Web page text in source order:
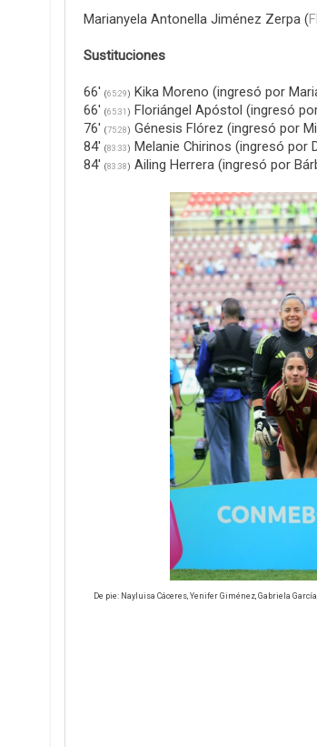
Marianyela Antonella Jiménez Zerpa (
Sustituciones
66' (65:29 ) Kika Moreno (ingresó por
66' (65:31 ) Floriángel Apóstol (ingresó
76' (75:28 ) Génesis Flórez (ingresó por
84' (83:33 ) Melanie Chirinos (ingresó por
84' (83:38 ) Ailing Herrera (ingresó por
De pie: Nayluisa Cáceres, Yenifer Giménez, Gabriela